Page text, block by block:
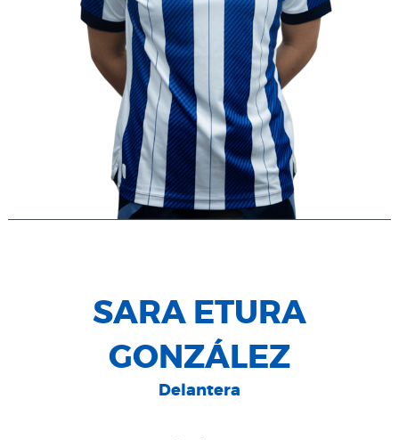
SARA ETURA
GONZÁLEZ
Delantera